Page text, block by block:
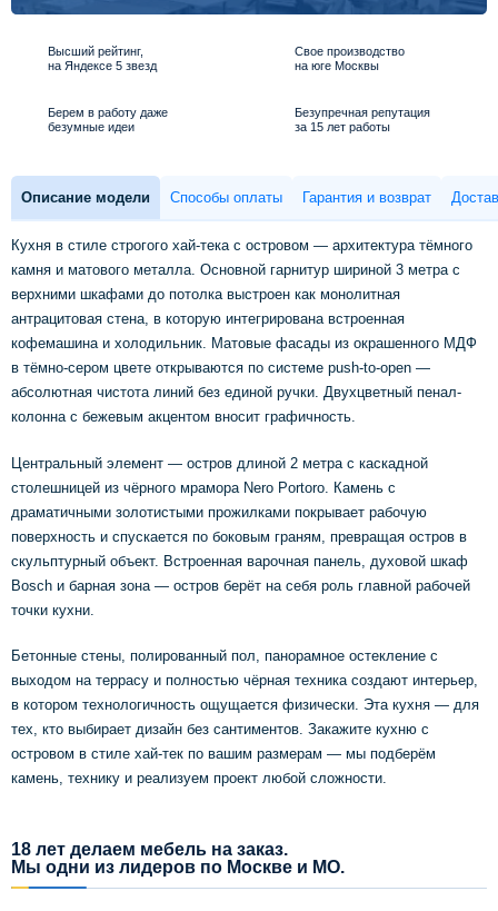
Высший рейтинг,
на Яндексе 5 звезд
Свое производство
на юге Москвы
Берем в работу даже
безумные идеи
Безупречная репутация
за 15 лет работы
Описание модели Способы оплаты Гарантия и возврат
Кухня в стиле строгого хай-тека с островом — архитектура тёмного
камня и матового металла. Основной гарнитур шириной 3 метра с
верхними шкафами до потолка выстроен как монолитная
антрацитовая стена, в которую интегрирована встроенная
кофемашина и холодильник. Матовые фасады из окрашенного МДФ
в тёмно-сером цвете открываются по системе push-to-open —
абсолютная чистота линий без единой ручки. Двухцветный пенал-
колонна с бежевым акцентом вносит графичность.
Центральный элемент — остров длиной 2 метра с каскадной
столешницей из чёрного мрамора Nero Portoro. Камень с
драматичными золотистыми прожилками покрывает рабочую
поверхность и спускается по боковым граням, превращая остров в
скульптурный объект. Встроенная варочная панель, духовой шкаф
Bosch и барная зона — остров берёт на себя роль главной рабочей
точки кухни.
Бетонные стены, полированный пол, панорамное остекление с
выходом на террасу и полностью чёрная техника создают интерьер,
в котором технологичность ощущается физически. Эта кухня — для
тех, кто выбирает дизайн без сантиментов. Закажите кухню с
островом в стиле хай-тек по вашим размерам — мы подберём
камень, технику и реализуем проект любой сложности.
18 лет делаем мебель на заказ.
Мы одни из лидеров по Москве и МО.